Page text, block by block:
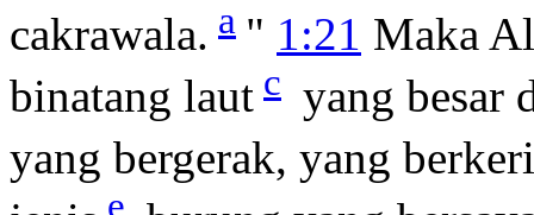
cakrawala. a " 1:21 Maka
binatang laut c yang besar
yang bergerak, yang
e